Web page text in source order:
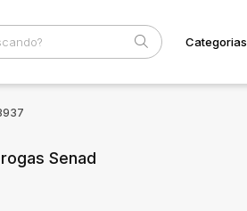
Categorias
Senad